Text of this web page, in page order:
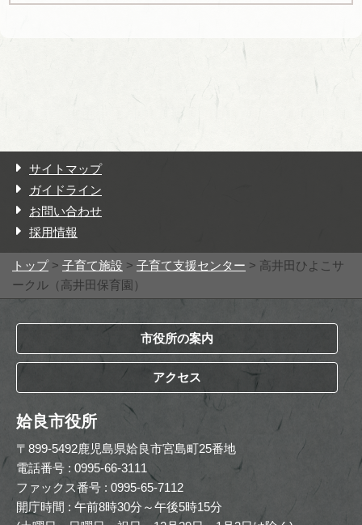
サイトマップ
ガイドライン
お問い合わせ
採用情報
トップ> 子育て施設 > 子育て支援センター > 高井田ひよこサ
ークル（高井田保育園）
市役所の案内
アクセス
姶良市役所
〒899-5492鹿児島県姶良市宮島町25番地
電話番号 : 0995-66-3111
ファックス番号 : 0995-65-7112
開庁時間 : 午前8時30分～午後5時15分